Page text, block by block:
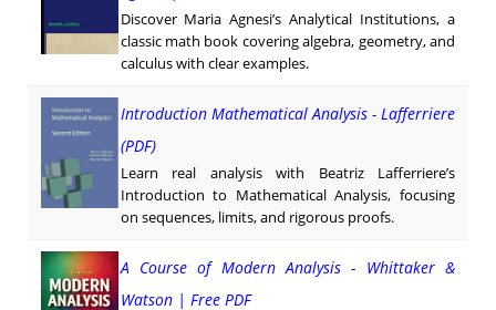
Discover Maria Agnesi’s Analytical Institutions, a
classic math book covering algebra, geometry, and
calculus with clear examples.
Introduction Mathematical Analysis - Lafferriere
(PDF)
Learn real analysis with Beatriz Lafferriere’s
Introduction to Mathematical Analysis, focusing
on sequences, limits, and rigorous proofs.
A Course of Modern Analysis - Whittaker &
Watson | Free PDF